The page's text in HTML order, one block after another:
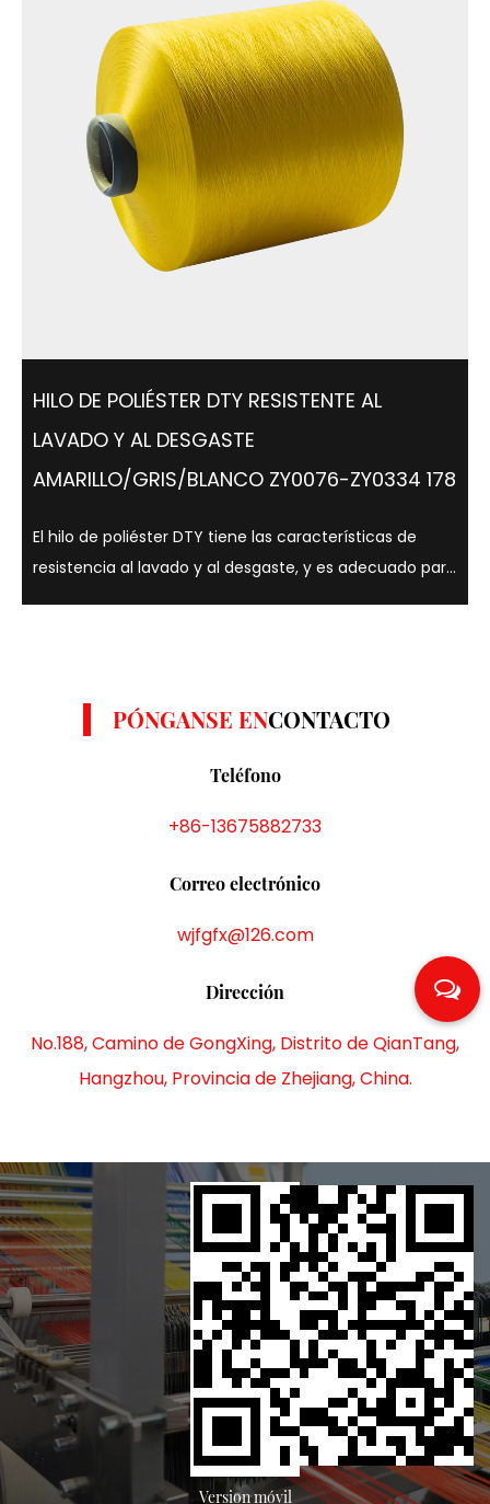
HILO DE POLIÉSTER DTY RESISTENTE AL
LAVADO Y AL DESGASTE
AMARILLO/GRIS/BLANCO ZY0076-ZY0334 178
El hilo de poliéster DTY tiene las características de
resistencia al lavado y al desgaste, y es adecuado para
PÓNGANSE ENCONTACTO
Teléfono
+86-13675882733
Correo electrónico
wjfgfx@126.com
Dirección
No.188, Camino de GongXing, Distrito de QianTang,
Hangzhou, Provincia de Zhejiang, China.
Version móvil